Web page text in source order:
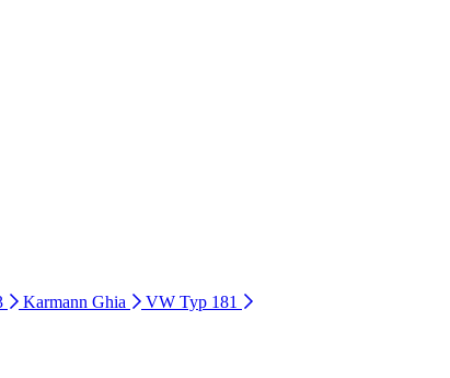
Karmann Ghia VW Typ 181